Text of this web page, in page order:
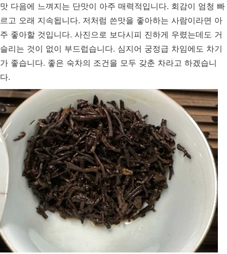
맛 다음에 느껴지는 단맛이 아주 매력적입니다. 회감이 엄청 빠
르고 오래 지속됩니다. 저처럼 쓴맛을 좋아하는 사람이라면 아
주 좋아할 것입니다. 사진으로 보다시피 진하게 우렸는데도 거
슬리는 것이 없이 부드럽습니다. 심지어 궁정급 차임에도 차기
가 좋습니다. 좋은 숙차의 조건을 모두 갖춘 차라고 하겠습니
다.